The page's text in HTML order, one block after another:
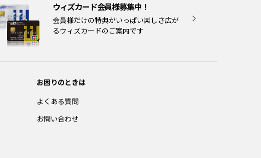
ウィズカード会員様募集中！
会員様だけの特典がいっぱい楽しさ広が
るウィズカードのご案内です
お困りのときは
よくある質問
お問い合わせ